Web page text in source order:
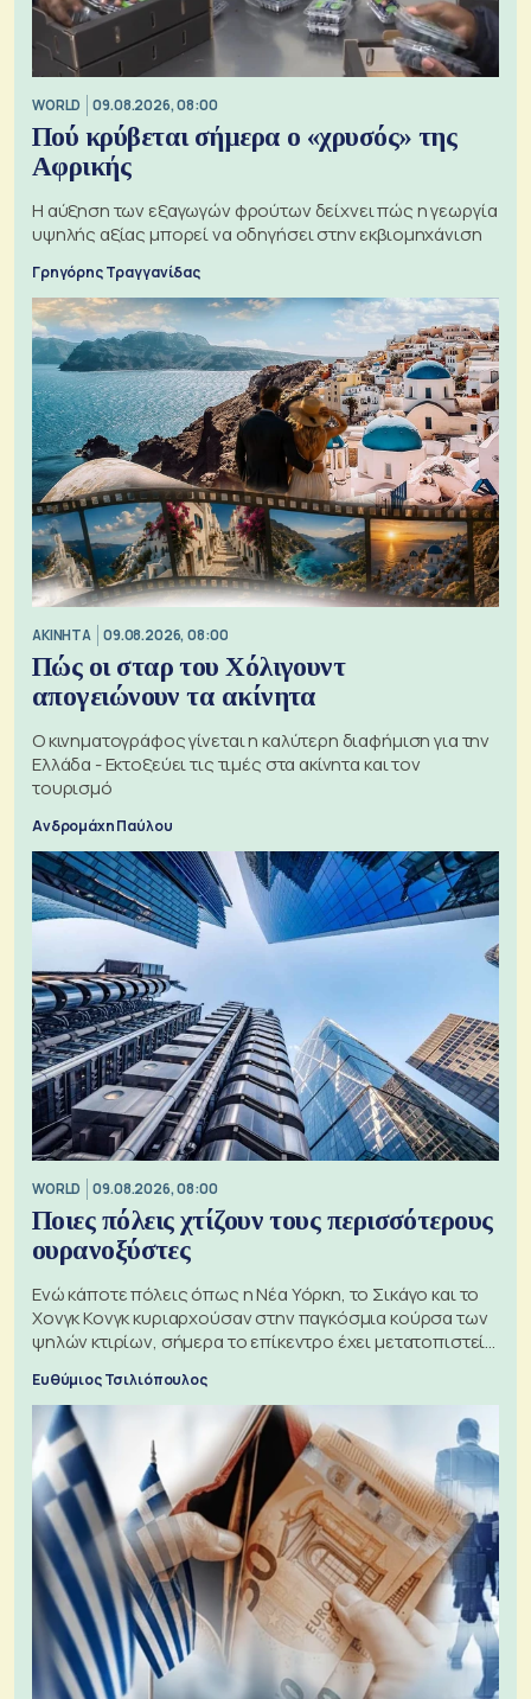
WORLD 09.08.2026, 08:00
Πού κρύβεται σήμερα ο «χρυσός» της
Αφρικής
Η αύξηση των εξαγωγών φρούτων δείχνει πώς η γεωργία
υψηλής αξίας μπορεί να οδηγήσει στην εκβιομηχάνιση
Γρηγόρης Τραγγανίδας
ΑΚΙΝΗΤΑ 09.08.2026, 08:00
Πώς οι σταρ του Χόλιγουντ
απογειώνουν τα ακίνητα
Ο κινηματογράφος γίνεται η καλύτερη διαφήμιση για την
Ελλάδα - Εκτοξεύει τις τιμές στα ακίνητα και τον
τουρισμό
Ανδρομάχη Παύλου
WORLD 09.08.2026, 08:00
Ποιες πόλεις χτίζουν τους περισσότερους
ουρανοξύστες
Ενώ κάποτε πόλεις όπως η Νέα Υόρκη, το Σικάγο και το
Χονγκ Κονγκ κυριαρχούσαν στην παγκόσμια κούρσα των
ψηλών κτιρίων, σήμερα το επίκεντρο έχει μετατοπιστεί
Ευθύμιος Τσιλιόπουλος